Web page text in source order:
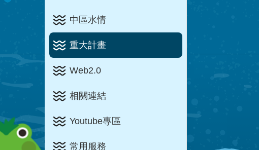
中區水情
重大計畫
Web2.0
相關連結
Youtube專區
常用服務